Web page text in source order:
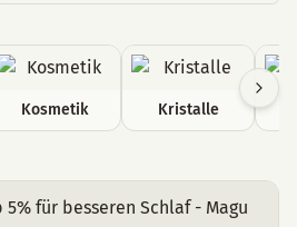
Kosmetik Kristalle